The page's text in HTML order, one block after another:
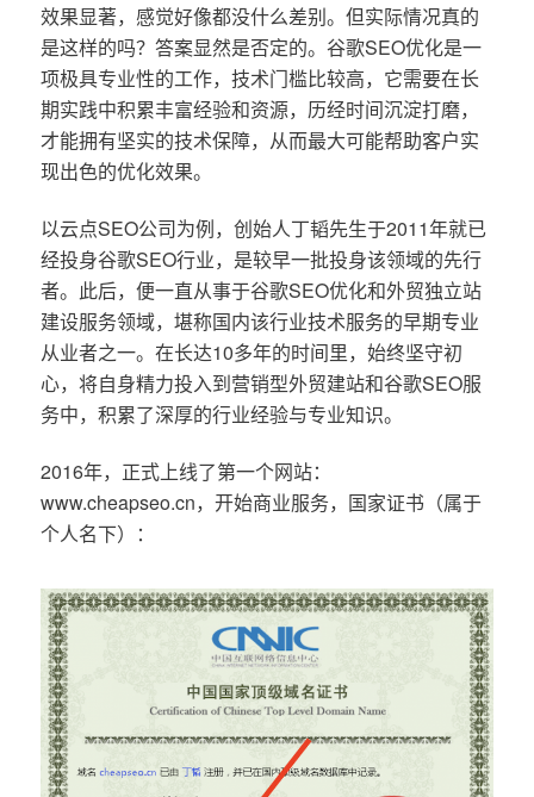
效果显著，感觉好像都没什么差别。但实际情况真的
是这样的吗？答案显然是否定的。谷歌SEO优化是一
项极具专业性的工作，技术门槛比较高，它需要在长
期实践中积累丰富经验和资源，历经时间沉淀打磨，
才能拥有坚实的技术保障，从而最大可能帮助客户实
现出色的优化效果。
以云点SEO公司为例，创始人丁韬先生于2011年就已
经投身谷歌SEO行业，是较早一批投身该领域的先行
者。此后，便一直从事于谷歌SEO优化和外贸独立站
建设服务领域，堪称国内该行业技术服务的早期专业
从业者之一。在长达10多年的时间里，始终坚守初
心，将自身精力投入到营销型外贸建站和谷歌SEO服
务中，积累了深厚的行业经验与专业知识。
2016年，正式上线了第一个网站：
www.cheapseo.cn，开始商业服务，国家证书（属于
个人名下）：